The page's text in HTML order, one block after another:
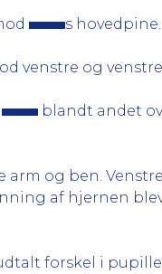
s hovedpine.
venstre og
blandt andet
og ben.
af hjernen
forskel i